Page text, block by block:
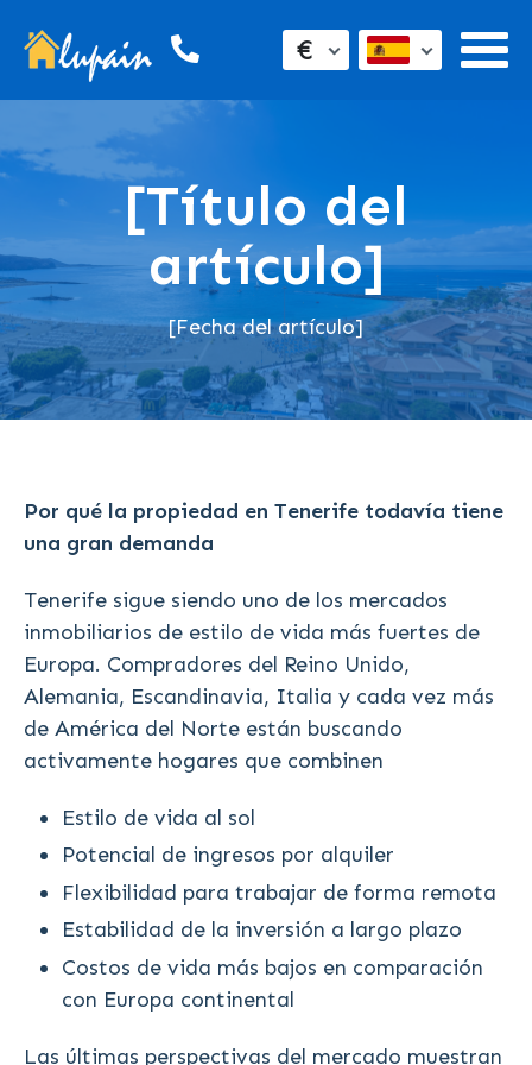
€
[Título del
artículo]
[Fecha del artículo]
Por qué la propiedad en Tenerife todavía tiene
una gran demanda
Tenerife sigue siendo uno de los mercados
inmobiliarios de estilo de vida más fuertes de
Europa. Compradores del Reino Unido,
Alemania, Escandinavia, Italia y cada vez más
de América del Norte están buscando
activamente hogares que combinen
Estilo de vida al sol
Potencial de ingresos por alquiler
Flexibilidad para trabajar de forma remota
Estabilidad de la inversión a largo plazo
Costos de vida más bajos en comparación
con Europa continental
Las últimas perspectivas del mercado muestran